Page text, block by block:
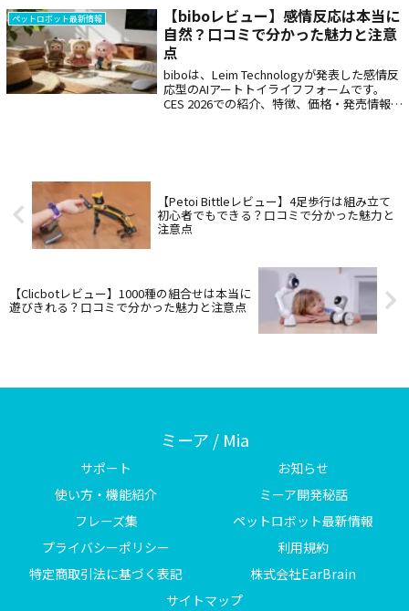
まで網羅。日本未発売モデルの注意点と、国
内向けロボット「ミーア」との比較もお届け
します。
ペットロボット最新情報
【biboレビュー】感情反応は本当に
自然？口コミで分かった魅力と注意
点
biboは、Leim Technologyが発表した感情反
応型のAIアートトイライフフォームです。
CES 2026での紹介、特徴、価格・発売情報、
【Petoi Bittleレビュー】4足歩行は組み立て
初心者でもできる？口コミで分かった魅力と
注意点
【Clicbotレビュー】1000種の組合せは本当に
遊びきれる？口コミで分かった魅力と注意点
ミーア / Mia
サポート
お知らせ
使い方・機能紹介
ミーア開発秘話
フレーズ集
ペットロボット最新情報
プライバシーポリシー
利用規約
特定商取引法に基づく表記
株式会社EarBrain
サイトマップ